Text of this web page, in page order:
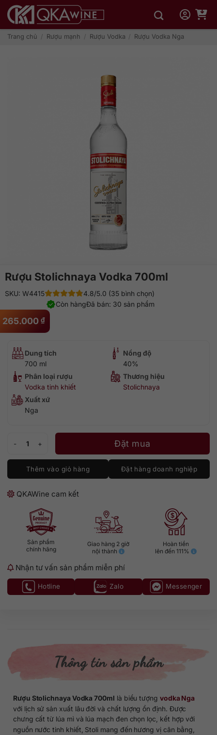
qua
dungTrang chủ / Rượu mạnh / Rượu Vodka / Rượu Vodka Nga
Rượu Stolichnaya Vodka 700ml
265.000 ₫
SKU: W4415
4.8/5.0 (35 bình chọn)
Đã bán: 30 sản phẩm
Còn hàng
Dung tích
700 ml
Nồng độ
40%
Phân loại rượu
Vodka tinh khiết
Thương hiệu
Stolichnaya
Xuất xứ
Nga
Rượu Stolichnaya Vodka 700ml số lượngĐặt mua
Thêm vào giỏ hàng Đặt hàng doanh nghiệp
QKAWine cam kết
Sản phẩm
chính hãng
Giao hàng 2 giờ
nội thành
Hoàn tiền
lên đến 111%
Nhận tư vấn sản phẩm miễn phí
Hotline Zalo Messenger
Thông tin sản phẩm
Rượu Stolichnaya Vodka 700ml là biểu tượng vodka Nga
với lịch sử sản xuất lâu đời và chất lượng ổn định. Được
chưng cất từ lúa mì và lúa mạch đen chọn lọc, kết hợp với
nguồn nước tinh khiết, Stoli mang đến hương vị cân bằng,